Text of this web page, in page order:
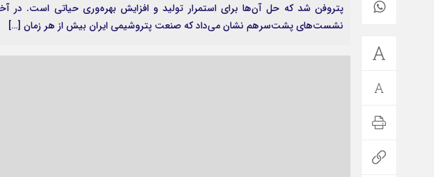
نشست‌های پشت‌سرهم نشان می‌داد که صنعت پتروشیمی ایران بیش از هر زمان […]